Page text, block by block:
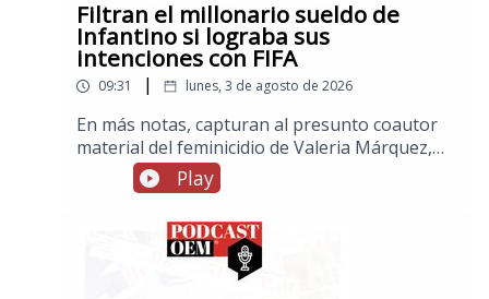
Filtran el millonario sueldo de
Infantino si lograba sus
intenciones con FIFA
09:31 | lunes, 3 de agosto de 2026
En más notas, capturan al presunto coautor
material del feminicidio de Valeria Márquez,
en información internacional, Trump anuncia
que este lunes se iniciarán nuevas
conversaciones con Irán, tras aplazar ataques,
y en los espectáculos, fallece Carlos del
Campo, actor de doblaje que prestó la voz a
“Slinky” en “Toy Stoy”
Play